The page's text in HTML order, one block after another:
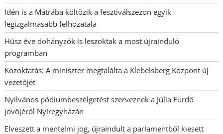
Idén is a Mátrába költözik a fesztiválszezon egyik
legizgalmasabb felhozatala
Húsz éve dohányzók is leszoktak a most újrainduló
programban
Közoktatás: A miniszter megtalálta a Klebelsberg Központ új
vezetőjét
Nyilvános pódiumbeszélgetést szerveznek a Júlia Fürdő
jövőjéről Nyíregyházán
Elveszett a mentelmi jog, újraindult a parlamentből kiesett